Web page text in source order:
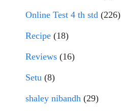
Online Test 4 th std (226)
Recipe (18)
Reviews (16)
Setu (8)
shaley nibandh (29)